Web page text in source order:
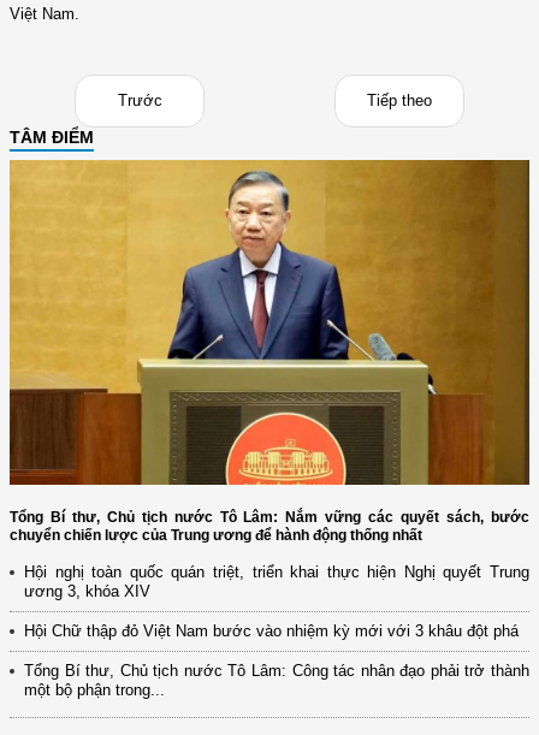
Việt Nam.
Trước Tiếp theo
TÂM ĐIỂM
Tổng Bí thư, Chủ tịch nước Tô Lâm: Nắm vững các quyết sách, bước
chuyển chiến lược của Trung ương để hành động thống nhất
Hội nghị toàn quốc quán triệt, triển khai thực hiện Nghị quyết Trung
ương 3, khóa XIV
Hội Chữ thập đỏ Việt Nam bước vào nhiệm kỳ mới với 3 khâu đột phá
Tổng Bí thư, Chủ tịch nước Tô Lâm: Công tác nhân đạo phải trở thành
một bộ phận trong...